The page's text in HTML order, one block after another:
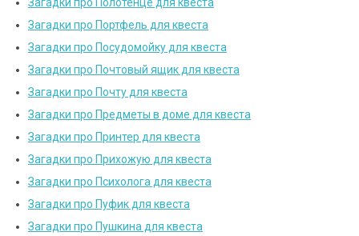
Загадки про Портфель для квеста
Загадки про Посудомойку для квеста
Загадки про Почтовый ящик для квеста
Загадки про Почту для квеста
Загадки про Предметы в доме для квеста
Загадки про Принтер для квеста
Загадки про Прихожую для квеста
Загадки про Психолога для квеста
Загадки про Пуфик для квеста
Загадки про Пушкина для квеста